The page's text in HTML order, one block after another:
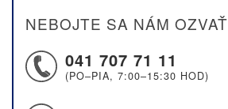
NEBOJTE SA NÁM OZVAŤ
041 707 71 11
(PO–PIA, 7:00–15:30 HOD)